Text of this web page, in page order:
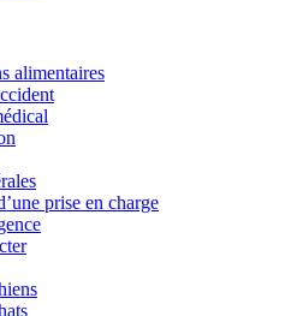
alimentaires
prise en charge